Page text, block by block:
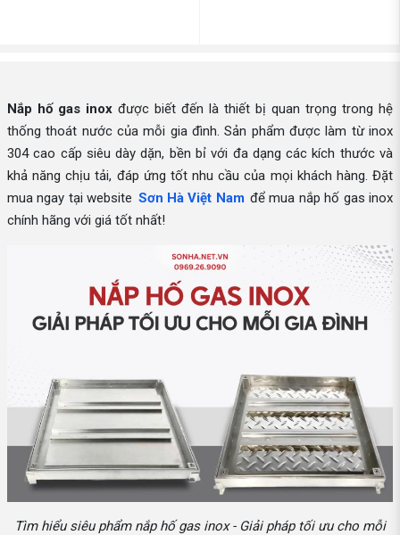
Nắp hố gas inox được biết đến là thiết bị quan trọng trong hệ
thống thoát nước của mỗi gia đình. Sản phẩm được làm từ inox
304 cao cấp siêu dày dặn, bền bỉ với đa dạng các kích thước và
khả năng chịu tải, đáp ứng tốt nhu cầu của mọi khách hàng. Đặt
mua ngay tại website Sơn Hà Việt Nam để mua nắp hố gas inox
chính hãng với giá tốt nhất!
Tìm hiểu siêu phẩm nắp hố gas inox - Giải pháp tối ưu cho mỗi